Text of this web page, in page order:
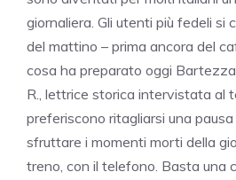
giornaliera. Gli utenti più fedeli si
del mattino – prima ancora del
cosa ha preparato oggi
R., lettrice storica intervistata al
preferiscono ritagliarsi una
sfruttare i momenti morti della
treno, con il telefono. Basta una